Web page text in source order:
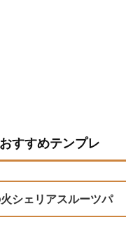
すすめテンプレ
シェリアスルーツパ